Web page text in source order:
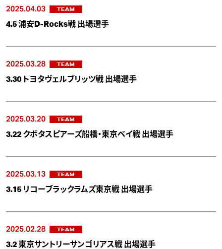
2025.04.03 TEAM
4.5 浦安D-Rocks戦 出場選手
2025.03.28 TEAM
3.30 トヨタヴェルブリッツ戦 出場選手
2025.03.20 TEAM
3.22 クボタスピアーズ船橋・東京ベイ戦 出場選手
2025.03.13 TEAM
3.15 リコーブラックラムズ東京戦 出場選手
2025.02.28 TEAM
3.2 東京サントリーサンゴリアス戦 出場選手